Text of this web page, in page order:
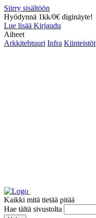
Siirry sisältöön
Hyödynnä 1kk/0€ diginäyte!
Lue lisää Kirjaudu
Aiheet
Arkkitehtuuri Infra Kiinteistöt
Kaikki mitä tietää pitää
Hae tältä sivustolta